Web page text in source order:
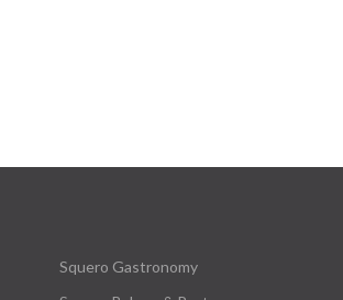
Squero Gastronomy